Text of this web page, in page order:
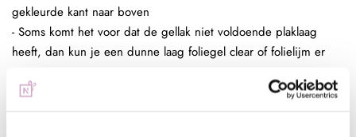
gekleurde kant naar boven
- Soms komt het voor dat de gellak niet voldoende plaklaag
heeft, dan kun je een dunne laag foliegel clear of folielijm er
- Trek de folie weer omhoog en herhaal dit tot je het resultaat